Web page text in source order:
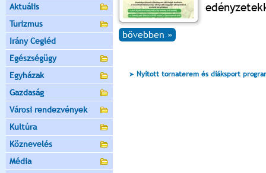
Aktuális
Turizmus
Irány Cegléd
Egészségügy
Egyházak
Gazdaság
Városi rendezvények
Kultúra
Köznevelés
Média
bővebben »
Nyitott tornaterem és diáksport